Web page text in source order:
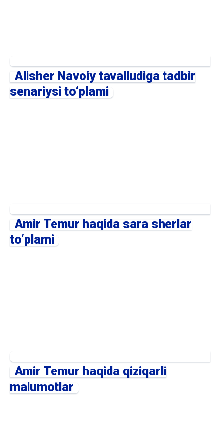
Alisher Navoiy tavalludiga tadbir
senariysi to‘plami
Amir Temur haqida sara sherlar
to‘plami
Amir Temur haqida qiziqarli
malumotlar